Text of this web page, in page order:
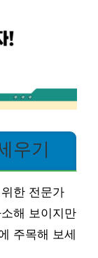
우기
한 전문가
해 보이지만
주목해 보세